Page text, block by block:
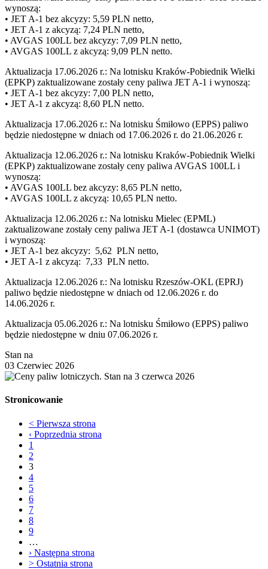
wynoszą:
• JET A-1 bez akcyzy: 5,59 PLN netto,
• JET A-1 z akcyzą: 7,24 PLN netto,
• AVGAS 100LL bez akcyzy: 7,09 PLN netto,
• AVGAS 100LL z akcyzą: 9,09 PLN netto.
Aktualizacja 17.06.2026 r.: Na lotnisku Kraków-Pobiednik Wielki
(EPKP) zaktualizowane zostały ceny paliwa JET A-1 i wynoszą:
• JET A-1 bez akcyzy: 7,00 PLN netto,
• JET A-1 z akcyzą: 8,60 PLN netto.
Aktualizacja 17.06.2026 r.: Na lotnisku Śmiłowo (EPPS) paliwo
będzie niedostępne w dniach od 17.06.2026 r. do 21.06.2026 r.
Aktualizacja 12.06.2026 r.: Na lotnisku Kraków-Pobiednik Wielki
(EPKP) zaktualizowane zostały ceny paliwa AVGAS 100LL i
wynoszą:
• AVGAS 100LL bez akcyzy: 8,65 PLN netto,
• AVGAS 100LL z akcyzą: 10,65 PLN netto.
Aktualizacja 12.06.2026 r.: Na lotnisku Mielec (EPML)
zaktualizowane zostały ceny paliwa JET A-1 (dostawca UNIMOT)
i wynoszą:
• JET A-1 bez akcyzy: 5,62 PLN netto,
• JET A-1 z akcyzą: 7,33 PLN netto.
Aktualizacja 12.06.2026 r.: Na lotnisku Rzeszów-OKL (EPRJ)
paliwo będzie niedostępne w dniach od 12.06.2026 r. do
14.06.2026 r.
Aktualizacja 05.06.2026 r.: Na lotnisku Śmiłowo (EPPS) paliwo
będzie niedostępne w dniu 07.06.2026 r.
Stan na
03 Czerwiec 2026
Stronicowanie
< Pierwsza strona
‹ Poprzednia strona
1
2
3
4
5
6
7
8
9
…
› Następna strona
> Ostatnia strona